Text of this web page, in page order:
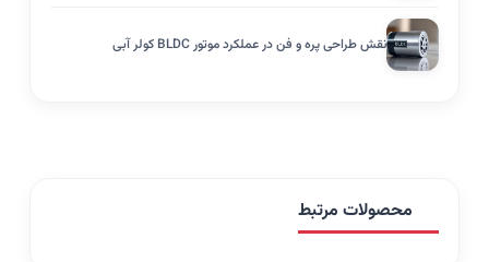
نقش طراحی پره و فن در عملکرد موتور BLDC کولر آبی
محصولات مرتبط